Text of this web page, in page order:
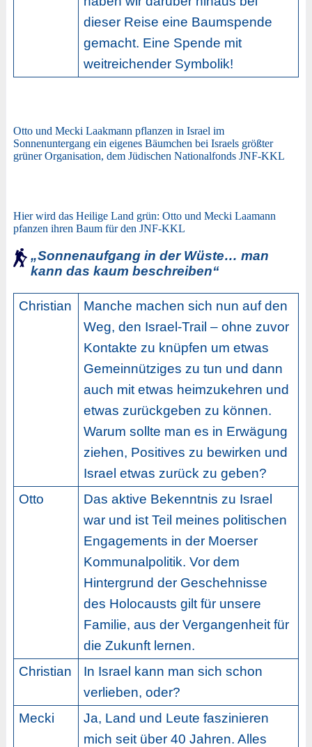
dieser Reise eine Baumspende
gemacht. Eine Spende mit
weitreichender Symbolik!
Otto und Mecki Laakmann pflanzen in Israel im
Sonnenuntergang ein eigenes Bäumchen bei Israels größter
grüner Organisation, dem Jüdischen Nationalfonds JNF-KKL
Hier wird das Heilige Land grün: Otto und Mecki Laamann
pfanzen ihren Baum für den JNF-KKL
„Sonnenaufgang in der Wüste… man
kann das kaum beschreiben“
Christian
Manche machen sich nun auf den
Weg, den Israel-Trail – ohne zuvor
Kontakte zu knüpfen um etwas
Gemeinnütziges zu tun und dann
auch mit etwas heimzukehren und
etwas zurückgeben zu können.
Warum sollte man es in Erwägung
ziehen, Positives zu bewirken und
Israel etwas zurück zu geben?
Otto
Das aktive Bekenntnis zu Israel
war und ist Teil meines politischen
Engagements in der Moerser
Kommunalpolitik. Vor dem
Hintergrund der Geschehnisse
des Holocausts gilt für unsere
Familie, aus der Vergangenheit für
die Zukunft lernen.
Christian
In Israel kann man sich schon
verlieben, oder?
Mecki
Ja, Land und Leute faszinieren
mich seit über 40 Jahren. Alles